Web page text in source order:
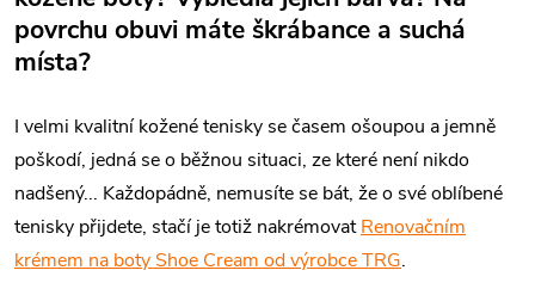
povrchu obuvi máte škrábance a suchá
místa?
I velmi kvalitní kožené tenisky se časem ošoupou a jemně
poškodí, jedná se o běžnou situaci, ze které není nikdo
nadšený... Každopádně, nemusíte se bát, že o své oblíbené
tenisky přijdete, stačí je totiž nakrémovatRenovačním
krémem na boty Shoe Cream od výrobce TRG.